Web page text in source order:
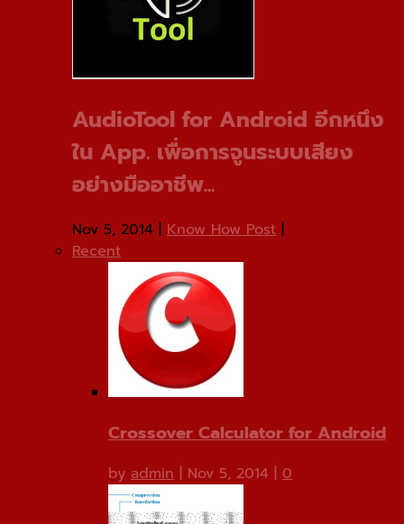
AudioTool for Android อีกหนึง
ใน App. เพื่อการจูนระบบเสียง
อย่างมืออาชีพ...
Nov 5, 2014 | Know How Post |
Recent
Crossover Calculator for Android
by admin | Nov 5, 2014 | 0